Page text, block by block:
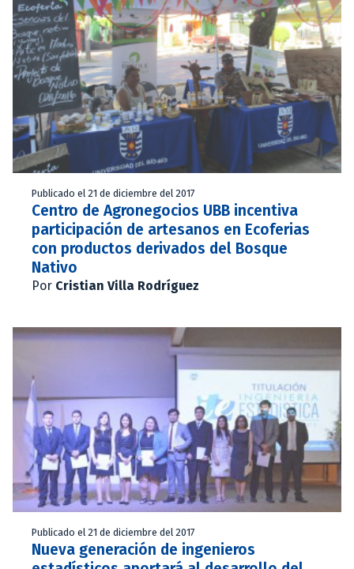
Publicado el 21 de diciembre del 2017
Centro de Agronegocios UBB incentiva
participación de artesanos en Ecoferias
con productos derivados del Bosque
Nativo
Por Cristian Villa Rodríguez
Publicado el 21 de diciembre del 2017
Nueva generación de ingenieros